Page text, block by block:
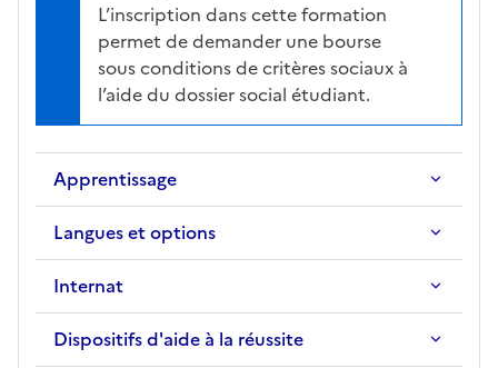
L’inscription dans cette formation
permet de demander une bourse
sous conditions de critères sociaux à
l’aide du dossier social étudiant.
Apprentissage
Langues et options
Internat
Dispositifs d'aide à la réussite